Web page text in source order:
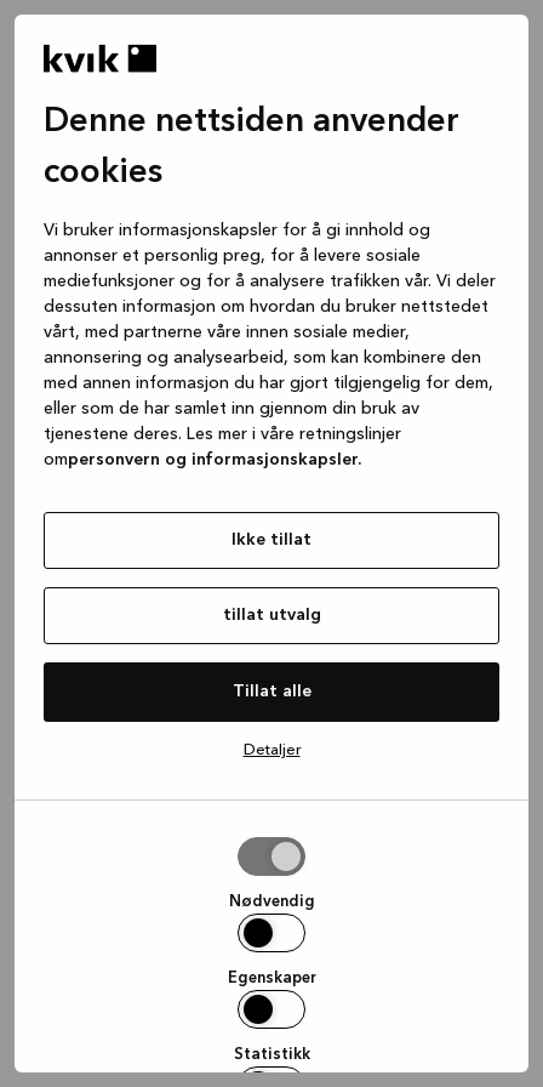
Denne nettsiden anvender
cookies
Vi bruker informasjonskapsler for å gi innhold og
annonser et personlig preg, for å levere sosiale
mediefunksjoner og for å analysere trafikken vår. Vi deler
dessuten informasjon om hvordan du bruker nettstedet
vårt, med partnerne våre innen sosiale medier,
annonsering og analysearbeid, som kan kombinere den
med annen informasjon du har gjort tilgjengelig for dem,
eller som de har samlet inn gjennom din bruk av
tjenestene deres. Les mer i våre retningslinjer
ompersonvern og informasjonskapsler.
Ikke tillat
tillat utvalg
Tillat alle
Detaljer
Nødvendig
Egenskaper
Statistikk
(see the browser console for more
information).